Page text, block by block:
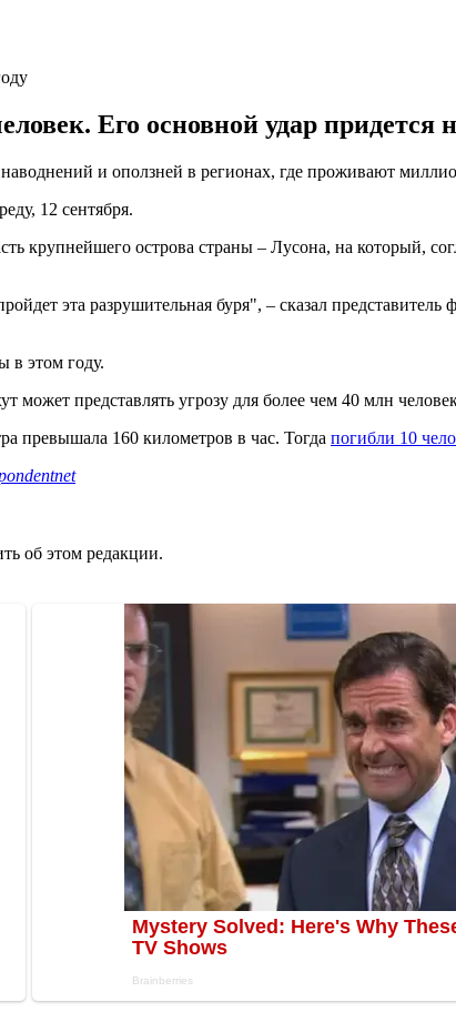
Его основной удар придется
и оползней в регионах, где проживают
12 сентября.
крупнейшего острова страны – Лусона, на который,
эта разрушительная буря", – сказал представитель
в этом году.
представлять угрозу для более чем 40 млн
превышала 160 километров в час. Тогда погибли 10
об этом редакции.